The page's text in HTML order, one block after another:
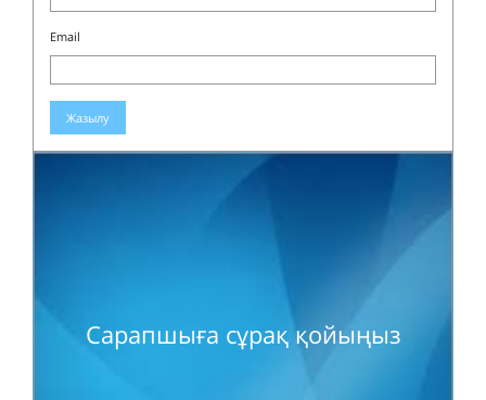
Email
Жазылу
Сарапшыға сұрақ қойыңыз